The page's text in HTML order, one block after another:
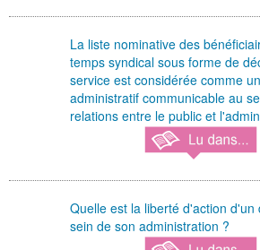
La liste nominative des
temps syndical sous forme de
service est considérée comme
administratif communicable au
relations entre le public et
Quelle est la liberté d'action d'un
sein de son administration ?